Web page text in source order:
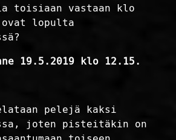
toisiaan vastaan klo
ovat lopulta
19.5.2019 klo 12.15.
pelejä kaksi
joten pisteitäkin on